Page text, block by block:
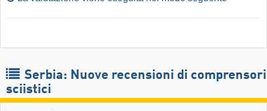
Serbia: Nuove recensioni di comprensori
sciistici